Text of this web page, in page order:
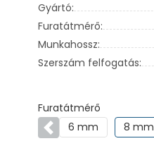
Gyártó:
Furatátmérő:
Munkahossz:
Szerszám felfogatás:
Furatátmérő
Előző6 mm 8 mm